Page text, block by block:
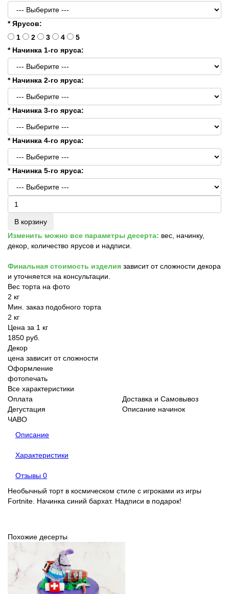
* Ярусов:
1
2 3 4
5
* Начинка 1-го яруса:
* Начинка 2-го яруса:
* Начинка 3-го яруса:
* Начинка 4-го яруса:
* Начинка 5-го яруса:
В корзину
Изменить можно все параметры десерта: вес, начинку,
декор, количество ярусов и надписи.
Финальная стоимость изделия зависит от сложности декора
и уточняется на консультации.
Вес торта на фото
2 кг
Мин. заказ подобного торта
2 кг
Цена за 1 кг
1850 руб.
Декор
цена зависит от сложности
Оформление
фотопечать
Все характеристики
Оплата
Доставка и Самовывоз
Дегустация
Описание начинок
ЧАВО
Описание
Характеристики
Отзывы 0
Необычный торт в космическом стиле с игроками из игры
Fortnite. Начинка синий бархат. Надписи в подарок!
Похожие десерты